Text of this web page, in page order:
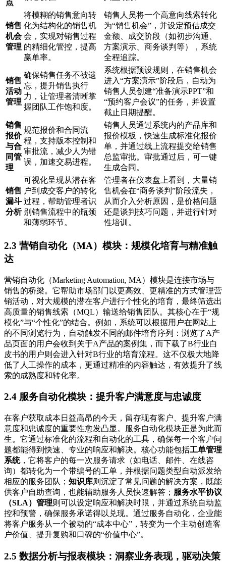
点
销售
机会
管理
将模糊的销售意向转
化为结构化的销售机
会，实现对销售过程
的精细化管控，提高
赢单率。
销售人员将一个高意向线索转化
为“销售机会”，并设定预估成交
金额、成交阶段（如初步沟通、
方案演示、商务谈判等），系统
全程追踪。
销售
活动
管理
确保销售任务不被遗
忘，提升销售执行
力，让管理者清晰掌
握团队工作饱和度。
系统根据预设规则，在销售机会
进入“方案演示”阶段后，自动为
销售人员创建“准备演示PPT”和
“预约客户会议”的任务，并设置
截止日期提醒。
销售
报价
与合
同管
理
规范报价和合同流
程，支持版本控制和
审批流，减少人为错
误，加速交易进程。
销售人员通过系统内的产品库和
报价模板，快速生成标准化报价
单，并通过线上流程提交给销售
总监审批。审批通过后，可一键
生成合同。
销售
漏斗
分析
可视化呈现从潜在客
户到成交客户的转化
过程，帮助管理者识
别销售流程中的瓶颈
和薄弱环节。
管理者在仪表盘上看到，大量销
售机会在“商务谈判”阶段流失，
从而介入分析原因，是价格问题
还是谈判技巧问题，并进行针对
性培训。
2.3 营销自动化（MA）模块：规模化培育与精准触
达
营销自动化（Marketing Automation, MA）模块是连接市场与
销售的桥梁。它帮助市场部门以更高效、更精准的方式管理营
销活动，对大规模的潜在客户进行个性化的培育，最终筛选出
高质量的销售线索（MQL）输送给销售团队。其核心在于“规
模化”与“个性化”的结合。例如，系统可以根据用户在网站上
的不同浏览行为，自动触发不同的邮件培育序列：浏览了A产
品页面的用户会收到关于A产品的案例集，而下载了B行业白
皮书的用户则会进入针对B行业的培育流程。这不仅极大地降
低了人工操作的成本，更通过精准的内容触达，有效提升了线
索的成熟度和转化率。
2.4 服务自动化模块：提升客户满意度与忠诚度
在客户获取成本日益高昂的今天，留存现有客户、提升客户满
意度和忠诚度的重要性愈发凸显。服务自动化模块正是为此而
生。它通过标准化的流程和自动化的工具，确保每一个客户问
题都能得到快速、专业的响应和解决。核心功能包括工单管理
系统，它将客户的每一次服务请求（如电话、邮件、在线咨
询）都转化为一个带编号的工单，并根据问题类型自动派发给
相应的服务团队； 知识库则沉淀了常见问题的解决方案，既能
供客户自助查询，也能辅助服务人员快速解答； 服务水平协议
（SLA）管理则可以设定响应和解决时限，并通过系统自动监
控和预警，确保服务承诺得以兑现。通过服务自动化，企业能
将客户服务从一个被动的“成本中心”，转变为一个主动创造客
户价值、提升复购和口碑的“价值中心”。
2.5 数据分析与报表模块：洞察业务表现，驱动决策